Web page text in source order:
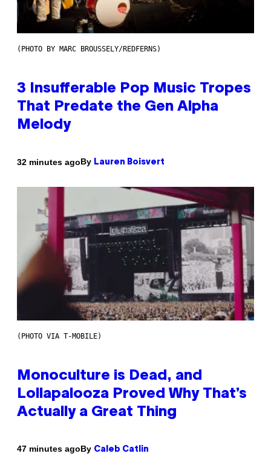
(PHOTO BY MARC BROUSSELY/REDFERNS)
3 Insufferable Pop Music Tropes
That Predate the Gen Alpha
Melody
32 minutes agoBy Lauren Boisvert
(PHOTO VIA T-MOBILE)
Monoculture is Dead, and
Lollapalooza Proved Why That’s
Actually a Great Thing
47 minutes agoBy Caleb Catlin